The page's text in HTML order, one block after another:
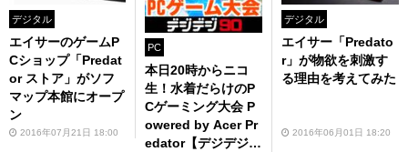
デジタル
エイサーのゲームP
Cショップ「Predat
or ストア」がソフ
マップ本館にオープ
ン
2016年07月21日 18:00
PC
本日20時からニコ
生！水着だらけのP
Cゲーミング大会 P
owered by Acer Pr
edator【デジデジ9
デジタル
エイサー「Predato
r」が物欲を刺激す
る理由を考えてみた
2016年06月01日 18:20